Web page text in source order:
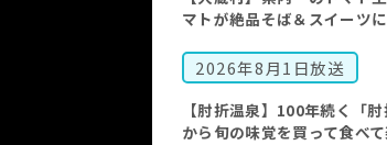
マトが絶品そば＆スイーツに
2026年8月1日放送
【肘折温泉】100年続く「
から旬の味覚を買って食べ